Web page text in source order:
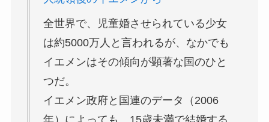
全世界で、児童婚させられている少女
は約5000万人と言われるが、なかでも
イエメンはその傾向が顕著な国のひと
つだ。
イエメン政府と国連のデータ（2006
年）によっても、15歳未満で結婚する